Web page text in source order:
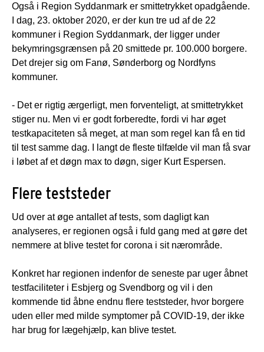
Også i Region Syddanmark er smittetrykket opadgående.
I dag, 23. oktober 2020, er der kun tre ud af de 22
kommuner i Region Syddanmark, der ligger under
bekymringsgrænsen på 20 smittede pr. 100.000 borgere.
Det drejer sig om Fanø, Sønderborg og Nordfyns
kommuner.
- Det er rigtig ærgerligt, men forventeligt, at smittetrykket
stiger nu. Men vi er godt forberedte, fordi vi har øget
testkapaciteten så meget, at man som regel kan få en tid
til test samme dag. I langt de fleste tilfælde vil man få svar
i løbet af et døgn max to døgn, siger Kurt Espersen.
Flere teststeder
Ud over at øge antallet af tests, som dagligt kan
analyseres, er regionen også i fuld gang med at gøre det
nemmere at blive testet for corona i sit nærområde.
Konkret har regionen indenfor de seneste par uger åbnet
testfaciliteter i Esbjerg og Svendborg og vil i den
kommende tid åbne endnu flere teststeder, hvor borgere
uden eller med milde symptomer på COVID-19, der ikke
har brug for lægehjælp, kan blive testet.